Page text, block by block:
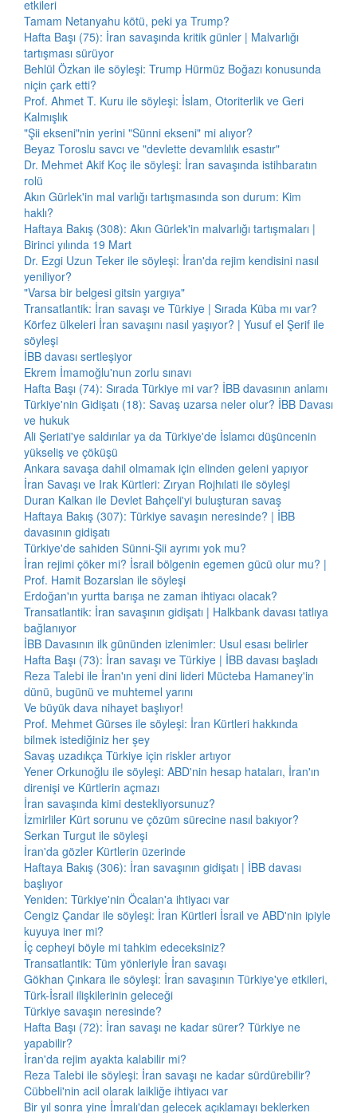
etkileri
Tamam Netanyahu kötü, peki ya Trump?
Hafta Başı (75): İran savaşında kritik günler | Malvarlığı
tartışması sürüyor
Behlül Özkan ile söyleşi: Trump Hürmüz Boğazı konusunda
niçin çark etti?
Prof. Ahmet T. Kuru ile söyleşi: İslam, Otoriterlik ve Geri
Kalmışlık
"Şii ekseni"nin yerini "Sünni ekseni" mi alıyor?
Beyaz Toroslu savcı ve "devlette devamlılık esastır"
Dr. Mehmet Akif Koç ile söyleşi: İran savaşında istihbaratın
rolü
Akın Gürlek'in mal varlığı tartışmasında son durum: Kim
haklı?
Haftaya Bakış (308): Akın Gürlek'in malvarlığı tartışmaları |
Birinci yılında 19 Mart
Dr. Ezgi Uzun Teker ile söyleşi: İran'da rejim kendisini nasıl
yeniliyor?
"Varsa bir belgesi gitsin yargıya"
Transatlantik: İran savaşı ve Türkiye | Sırada Küba mı var?
Körfez ülkeleri İran savaşını nasıl yaşıyor? | Yusuf el Şerif ile
söyleşi
İBB davası sertleşiyor
Ekrem İmamoğlu'nun zorlu sınavı
Hafta Başı (74): Sırada Türkiye mi var? İBB davasının anlamı
Türkiye'nin Gidişatı (18): Savaş uzarsa neler olur? İBB Davası
ve hukuk
Ali Şeriati'ye saldırılar ya da Türkiye'de İslamcı düşüncenin
yükseliş ve çöküşü
Ankara savaşa dahil olmamak için elinden geleni yapıyor
İran Savaşı ve Irak Kürtleri: Zıryan Rojhılati ile söyleşi
Duran Kalkan ile Devlet Bahçeli'yi buluşturan savaş
Haftaya Bakış (307): Türkiye savaşın neresinde? | İBB
davasının gidişatı
Türkiye'de sahiden Sünni-Şii ayrımı yok mu?
İran rejimi çöker mi? İsrail bölgenin egemen gücü olur mu? |
Prof. Hamit Bozarslan ile söyleşi
Erdoğan'ın yurtta barışa ne zaman ihtiyacı olacak?
Transatlantik: İran savaşının gidişatı | Halkbank davası tatlıya
bağlanıyor
İBB Davasının ilk gününden izlenimler: Usul esası belirler
Hafta Başı (73): İran savaşı ve Türkiye | İBB davası başladı
Reza Talebi ile İran'ın yeni dini lideri Mücteba Hamaney'in
dünü, bugünü ve muhtemel yarını
Ve büyük dava nihayet başlıyor!
Prof. Mehmet Gürses ile söyleşi: İran Kürtleri hakkında
bilmek istediğiniz her şey
Savaş uzadıkça Türkiye için riskler artıyor
Yener Orkunoğlu ile söyleşi: ABD'nin hesap hataları, İran'ın
direnişi ve Kürtlerin açmazı
İran savaşında kimi destekliyorsunuz?
İzmirliler Kürt sorunu ve çözüm sürecine nasıl bakıyor?
Serkan Turgut ile söyleşi
İran'da gözler Kürtlerin üzerinde
Haftaya Bakış (306): İran savaşının gidişatı | İBB davası
başlıyor
Yeniden: Türkiye'nin Öcalan'a ihtiyacı var
Cengiz Çandar ile söyleşi: İran Kürtleri İsrail ve ABD'nin ipiyle
kuyuya iner mi?
İç cepheyi böyle mi tahkim edeceksiniz?
Transatlantik: Tüm yönleriyle İran savaşı
Gökhan Çınkara ile söyleşi: İran savaşının Türkiye'ye etkileri,
Türk-İsrail ilişkilerinin geleceği
Türkiye savaşın neresinde?
Hafta Başı (72): İran savaşı ne kadar sürer? Türkiye ne
yapabilir?
İran'da rejim ayakta kalabilir mi?
Reza Talebi ile söyleşi: İran savaşı ne kadar sürdürebilir?
Cübbeli'nin acil olarak laikliğe ihtiyacı var
Bir yıl sonra yine İmralı'dan gelecek açıklamayı beklerken